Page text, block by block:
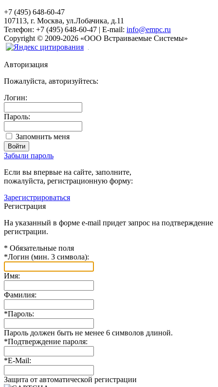
+7 (495) 648-60-47
107113, г. Москва, ул.Лобачика, д.11
Телефон: +7 (495) 648-60-47 | E-mail: info@empc.ru
Copyright © 2009-2026 «ООО Встраиваемые Системы»
Авторизация
Пожалуйста, авторизуйтесь:
Логин:
Пароль:
Запомнить меня
Забыли пароль
Если вы впервые на сайте, заполните,
пожалуйста, регистрационную форму:
Зарегистрироваться
Регистрация
На указанный в форме e-mail придет запрос на подтверждение
регистрации.
* Обязательные поля
*Логин (мин. 3 символа):
Имя:
Фамилия:
*Пароль:
Пароль должен быть не менее 6 символов длиной.
*Подтверждение пароля:
*E-Mail:
Защита от автоматической регистрации